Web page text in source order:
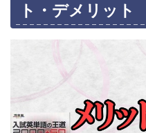
ト・デメリット